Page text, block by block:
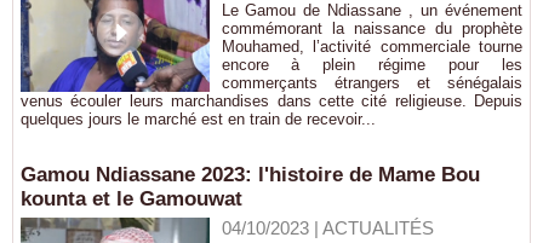
Le Gamou de Ndiassane , un événement
commémorant la naissance du prophète
Mouhamed, l’activité commerciale tourne
encore à plein régime pour les
commerçants étrangers et sénégalais
venus écouler leurs marchandises dans cette cité religieuse. Depuis
quelques jours le marché est en train de recevoir...
Gamou Ndiassane 2023: l'histoire de Mame Bou
kounta et le Gamouwat
04/10/2023| ACTUALITÉS